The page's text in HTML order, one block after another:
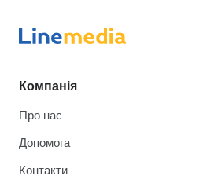
Компанія
Про нас
Допомога
Контакти